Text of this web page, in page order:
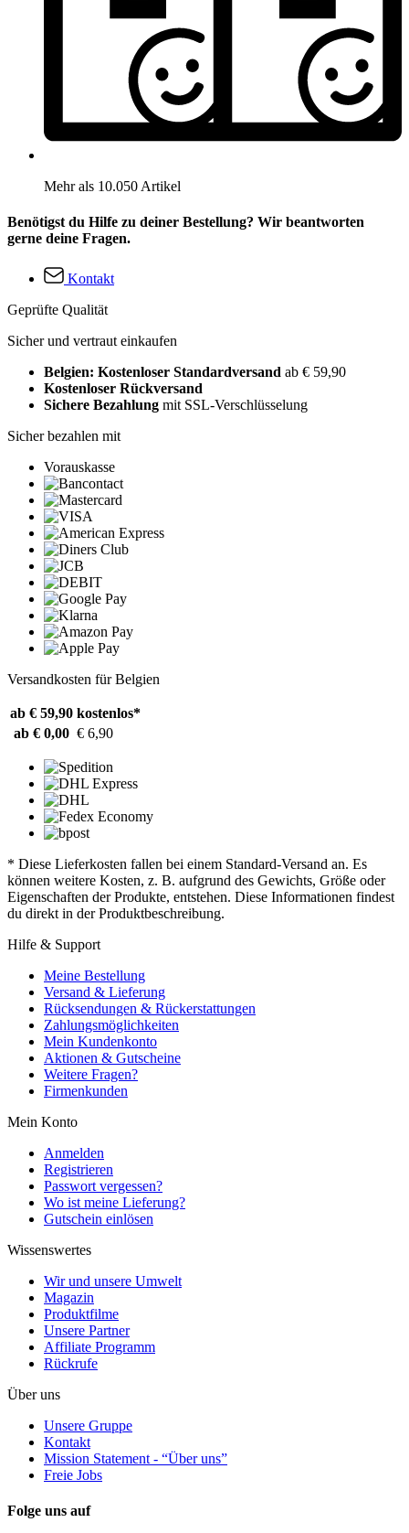
Mehr als 10.050 Artikel
Benötigst du Hilfe zu deiner Bestellung? Wir beantworten
gerne deine Fragen.
Kontakt
Geprüfte Qualität
Sicher und vertraut einkaufen
Belgien: Kostenloser Standardversand ab € 59,90
Kostenloser Rückversand
Sichere Bezahlung mit SSL-Verschlüsselung
Sicher bezahlen mit
Vorauskasse
Versandkosten für Belgien
ab € 59,90 kostenlos*
ab € 0,00 € 6,90
* Diese Lieferkosten fallen bei einem Standard-Versand an. Es
können weitere Kosten, z. B. aufgrund des Gewichts, Größe oder
Eigenschaften der Produkte, entstehen. Diese Informationen findest
du direkt in der Produktbeschreibung.
Hilfe & Support
Meine Bestellung
Versand & Lieferung
Rücksendungen & Rückerstattungen
Zahlungsmöglichkeiten
Mein Kundenkonto
Aktionen & Gutscheine
Weitere Fragen?
Firmenkunden
Mein Konto
Anmelden
Registrieren
Passwort vergessen?
Wo ist meine Lieferung?
Gutschein einlösen
Wissenswertes
Wir und unsere Umwelt
Magazin
Produktfilme
Unsere Partner
Affiliate Programm
Rückrufe
Über uns
Unsere Gruppe
Kontakt
Mission Statement - “Über uns”
Freie Jobs
Folge uns auf